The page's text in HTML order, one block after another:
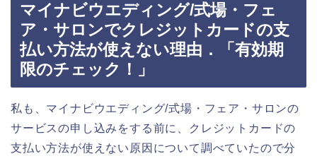
マイナビウエディング/式場・フェ
ア・サロンでクレジットカードの支
払い方法が使えない理由．「有効期
限のチェック！」
私も、マイナビウエディング/式場・フェア・サロンの
サービスの申し込みをする前に、クレジットカードの
支払い方法が使えない原因について調べていたので分